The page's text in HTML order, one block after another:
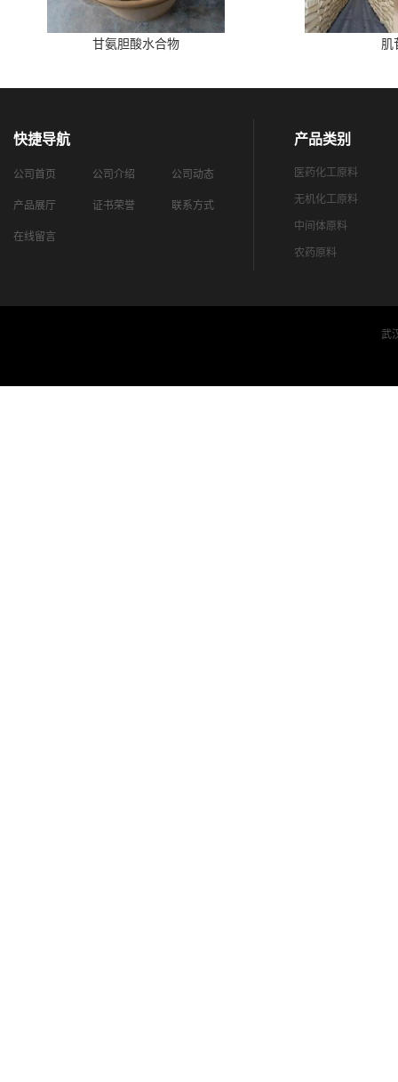
甘氨胆酸水合物 肌
快捷导航
公司首页 公司介绍 公司动态
产品展厅 证书荣誉 联系方式
在线留言
产品类别
医药化工原料
无机化工原料
中间体原料
农药原料
武